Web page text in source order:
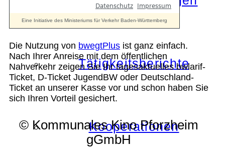
Tätigkeitsberichte
Kooperationen
Die Nutzung von bwegtPlus ist ganz einfach.
Nach Ihrer Anreise mit dem öffentlichen
Nahverkehr zeigen Sie Ihr tagesaktuelles bwlarif-
Ticket, D-Ticket JugendBW oder Deutschland-
Ticket an unserer Kasse vor und schon haben Sie
sich Ihren Vorteil gesichert.
© Kommunales Kino Pforzheim
gGmbH